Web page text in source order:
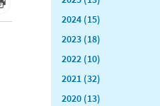
2024 (15)
2023 (18)
2022 (10)
2021 (32)
2020 (13)